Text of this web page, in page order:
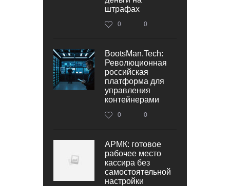
штрафах
0 0
BootsMan.Tech:
Революционная
российская
платформа для
управления
контейнерами
0 0
АРМК: готовое
рабочее место
кассира без
самостоятельной
настройки